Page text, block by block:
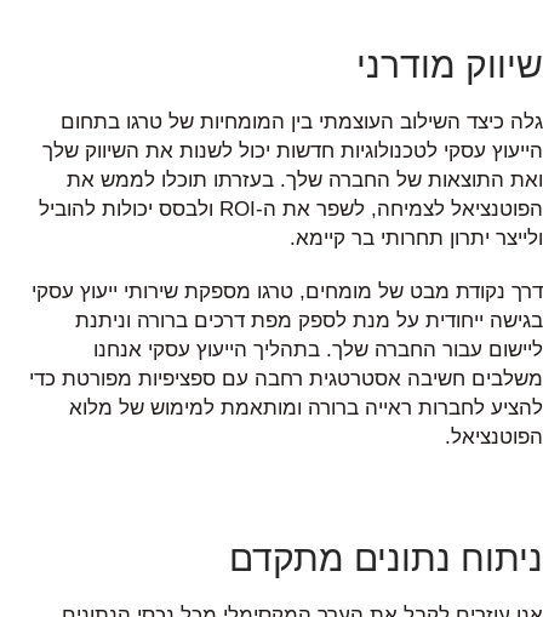
שיווק מודרני
גלה כיצד השילוב העוצמתי בין המומחיות של טרגו בתחום
הייעוץ עסקי לטכנולוגיות חדשות יכול לשנות את השיווק שלך
ואת התוצאות של החברה שלך. בעזרתו תוכלו לממש את
הפוטנציאל לצמיחה, לשפר את ה-ROI ולבסס יכולות להוביל
ולייצר יתרון תחרותי בר קיימא.
דרך נקודת מבט של מומחים, טרגו מספקת שירותי ייעוץ עסקי
בגישה ייחודית על מנת לספק מפת דרכים ברורה וניתנת
ליישום עבור החברה שלך. בתהליך הייעוץ עסקי אנחנו
משלבים חשיבה אסטרטגית רחבה עם ספציפיות מפורטת כדי
להציע לחברות ראייה ברורה ומותאמת למימוש של מלוא
הפוטנציאל.
ניתוח נתונים מתקדם